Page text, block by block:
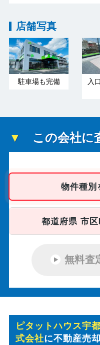
店舗写真
駐車場も完備
入
この会社に
物件種別
都道府県 市
無料査
ピタットハウス宇
式会社に不動産売